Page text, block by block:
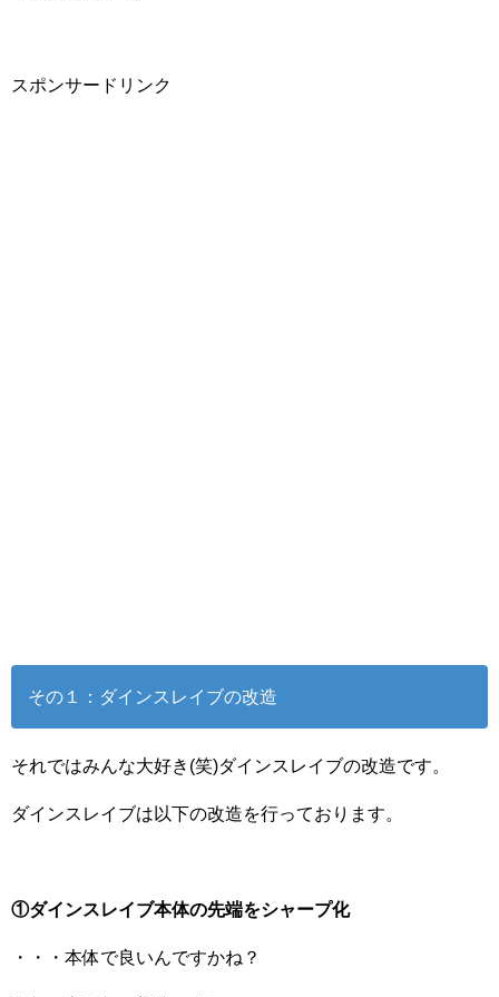
スポンサードリンク
その１：ダインスレイブの改造
それではみんな大好き(笑)ダインスレイブの改造です。
ダインスレイブは以下の改造を行っております。
①ダインスレイブ本体の先端をシャープ化
・・・本体で良いんですかね？